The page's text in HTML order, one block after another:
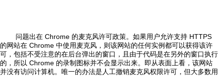
问题出在 Chrome 的麦克风许可政策。如果用户允许支持 HTTPS
的网站在 Chrome 中使用麦克风，则该网站的任何实例都可以获得该许
可，包括不受注意的在后台弹出的窗口，且由于代码是在另外的窗口执行
的，所以 Chrome 的录制图标并不会显示出来。即从表面上看，该网站
并没有访问计算机。唯一的办法是人工撤销麦克风权限许可，但大多数用